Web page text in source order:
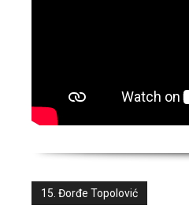
15. Đorđe Topolović